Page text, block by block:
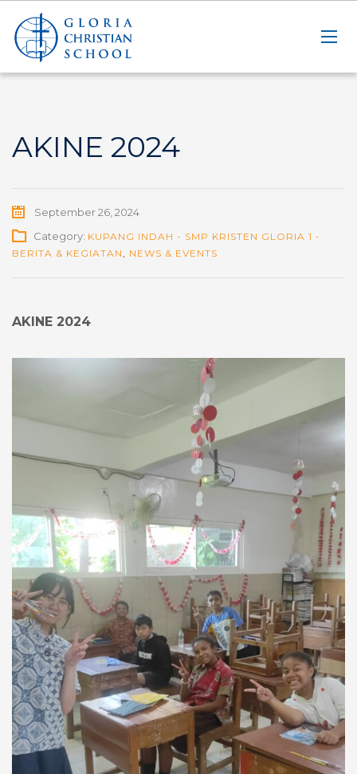
AKINE 2024
September 26, 2024
Category: KUPANG INDAH - SMP KRISTEN GLORIA 1 -
BERITA & KEGIATAN, NEWS & EVENTS
AKINE 2024